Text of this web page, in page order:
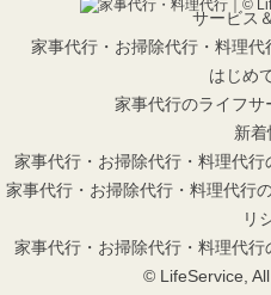
サービス
家事代行・お掃除代行・料理
はじめ
家事代行のライフ
新着
家事代行・お掃除代行・料理代
家事代行・お掃除代行・料理代行
リ
家事代行・お掃除代行・料理代
© LifeService,